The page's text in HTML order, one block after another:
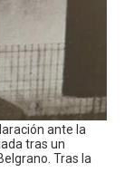
ante la
tras un
Tras la